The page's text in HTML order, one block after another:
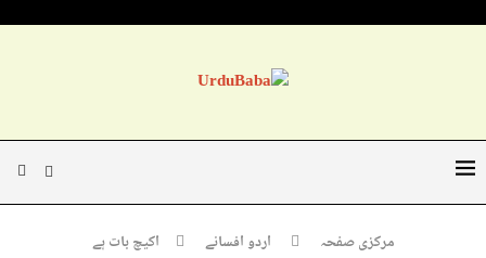
مرکزی صفحہ اردو افسانے اکیچ بات ہے